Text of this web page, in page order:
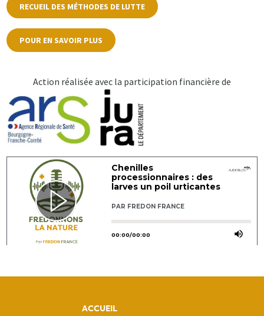
RECUEIL DES MÉTHODES DE LUTTE
POUR EN SAVOIR PLUS
Action réalisée avec la participation financière de
ACCUEIL